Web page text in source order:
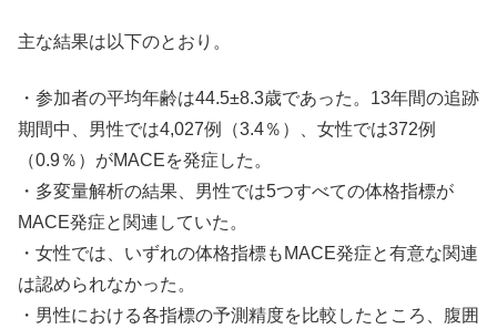
主な結果は以下のとおり。
・参加者の平均年齢は44.5±8.3歳であった。13年間の追跡
期間中、男性では4,027例（3.4％）、女性では372例
（0.9％）がMACEを発症した。
・多変量解析の結果、男性では5つすべての体格指標が
MACE発症と関連していた。
・女性では、いずれの体格指標もMACE発症と有意な関連
は認められなかった。
・男性における各指標の予測精度を比較したところ、腹囲